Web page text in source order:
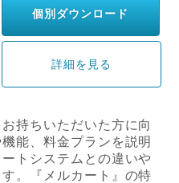
個別ダウンロード
詳細を見る
持ちいただいた方に向
能、料金プランを説明
トシステムとの違いや
。『メルカート』の特